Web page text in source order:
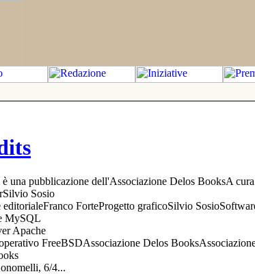
una pubblicazione dell'Associazione Delos BooksA
Sosio
editorialeFranco ForteProgetto graficoSilvio
MySQL
Apache
FreeBSDAssociazione Delos
6/4...